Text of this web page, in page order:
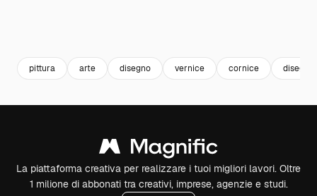
pittura arte disegno vernice cornice
La piattaforma creativa per realizzare i tuoi migliori lavori. Oltre
1 milione di abbonati tra creativi, imprese, agenzie e studi.